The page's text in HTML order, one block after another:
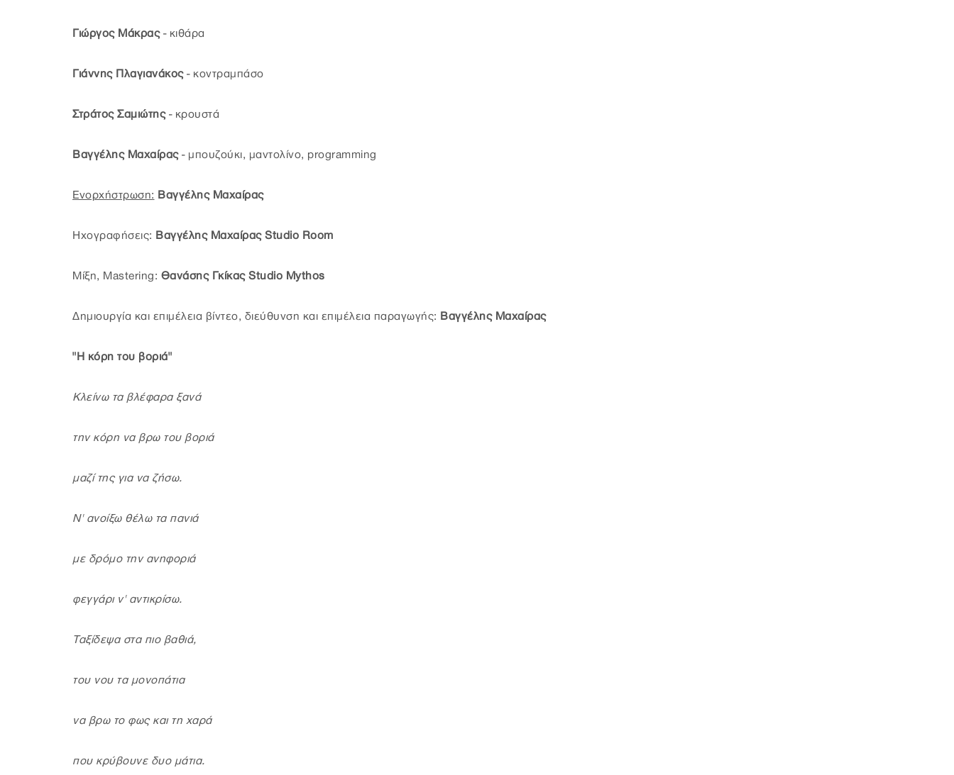
Γιώργος Μάκρας- κιθάρα
Γιάννης Πλαγιανάκος - κοντραμπάσο
Στράτος Σαμιώτης- κρουστά
Βαγγέλης Μαχαίρας - μπουζούκι, μαντολίνο, programming
Ενορχήστρωση: Βαγγέλης Μαχαίρας
Ηχογραφήσεις: Βαγγέλης Μαχαίρας Studio Room
Μίξη, Mastering: Θανάσης Γκίκας Studio Mythos
Δημιουργία και επιμέλεια βίντεο, διεύθυνση και επιμέλεια παραγωγής: Βαγγέλης Μαχαίρας
"Η κόρη του βοριά"
Κλείνω τα βλέφαρα ξανά
την κόρη να βρω του βοριά
μαζί της για να ζήσω.
Ν' ανοίξω θέλω τα πανιά
με δρόμο την ανηφοριά
φεγγάρι ν' αντικρίσω.
Ταξίδεψα στα πιο βαθιά,
του νου τα μονοπάτια
να βρω το φως και τη χαρά
που κρύβουνε δυο μάτια.